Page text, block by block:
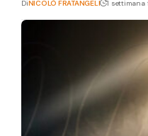
DiNICOLÒ FRATANGELI 1 settimana